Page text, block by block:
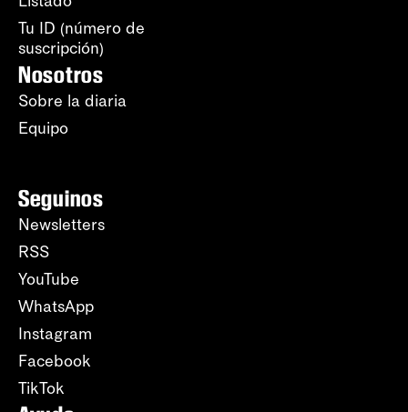
Tu ID (número de
suscripción)
Nosotros
Sobre la diaria
Equipo
Seguinos
Newsletters
RSS
YouTube
WhatsApp
Instagram
Facebook
TikTok